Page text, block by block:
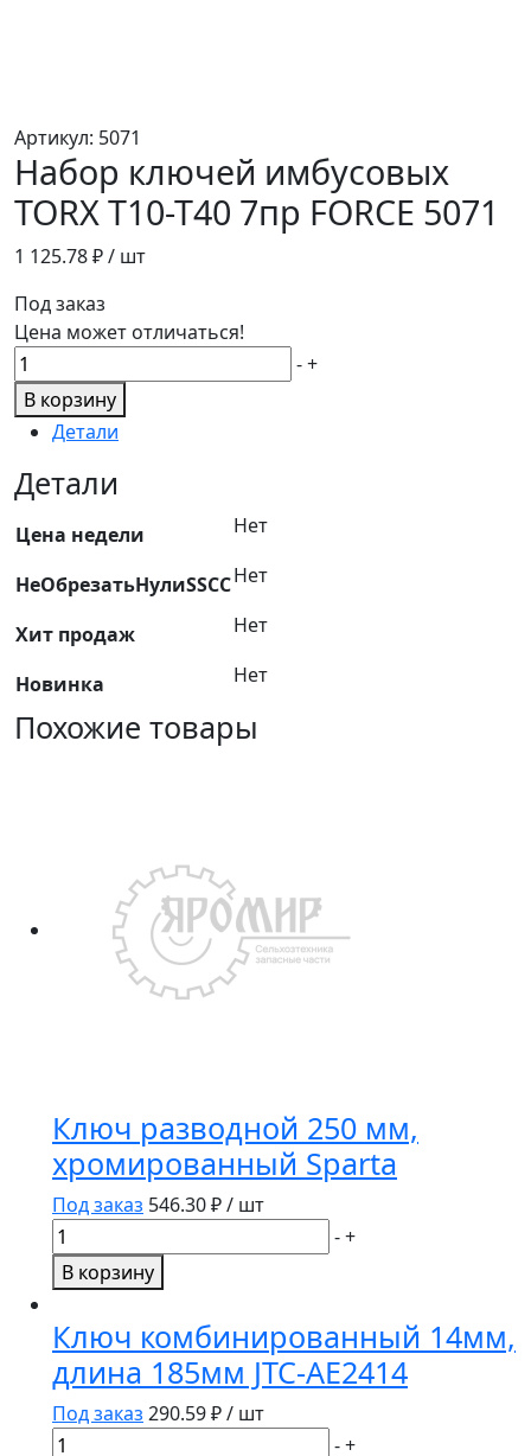
Артикул: 5071
Набор ключей имбусовых
TORX Т10-Т40 7пр FORCE 5071
1 125.78₽ / шт
Под заказ
Цена может отличаться!
Количество
товара
Набор
ключей
имбусовых
TORX
Т10-
7пр
5071
-+
В корзину
Детали
Детали
Цена недели Нет
НеОбрезатьНулиSSCCНет
Хит продаж Нет
Новинка Нет
Похожие товары
Ключ разводной 250 мм,
хромированный Sparta
Под заказ 546.30₽ / шт
Количество
товара
Ключ
250
мм,
хромированный
Sparta
-+
В корзину
Ключ комбинированный 14мм,
длина 185мм JTC-AE2414
Под заказ 290.59₽ / шт
Количество
-+